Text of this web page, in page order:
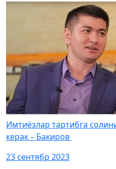
Имтиёзлар тартибга
керак – Бакиров
23 сентябр 2023